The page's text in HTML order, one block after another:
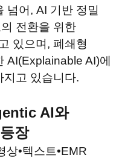
넘어, AI 기반 정밀
전환을 위한
있으며, 폐쇄형
AI(Explainable AI)에
지고 있습니다.
AI와
장
상•텍스트•EMR